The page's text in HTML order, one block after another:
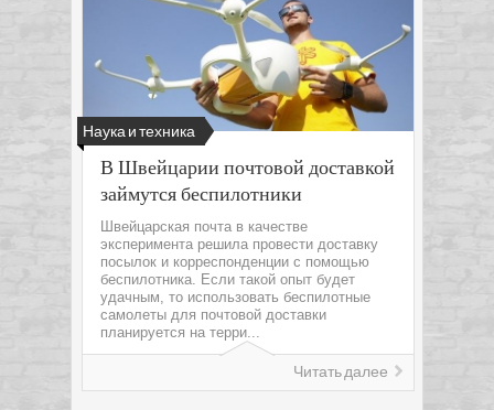
Наука и техника
В Швейцарии почтовой доставкой
займутся беспилотники
Швейцарская почта в качестве
эксперимента решила провести доставку
посылок и корреспонденции с помощью
беспилотника. Если такой опыт будет
удачным, то использовать беспилотные
самолеты для почтовой доставки
планируется на терри...
Читать далее